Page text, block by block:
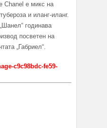
Chanel е микс на
и иланг-иланг.
годинава
посветен на
„Габриел“.